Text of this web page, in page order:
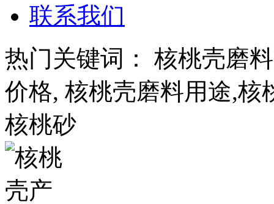
联系我们
热门关键词： 核桃壳磨
价格, 核桃壳磨料用途,核
核桃砂